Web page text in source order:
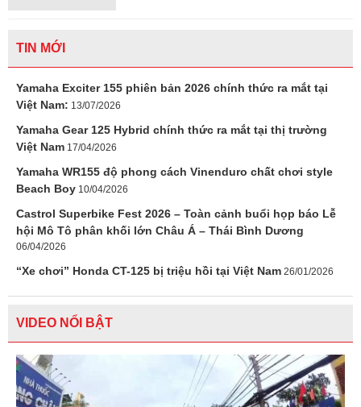
TIN MỚI
Yamaha Exciter 155 phiên bản 2026 chính thức ra mắt tại
Việt Nam: 13/07/2026
Yamaha Gear 125 Hybrid chính thức ra mắt tại thị trường
Việt Nam 17/04/2026
Yamaha WR155 độ phong cách Vinenduro chất chơi style
Beach Boy 10/04/2026
Castrol Superbike Fest 2026 – Toàn cảnh buổi họp báo Lễ
hội Mô Tô phân khối lớn Châu Á – Thái Bình Dương
06/04/2026
“Xe chơi” Honda CT-125 bị triệu hồi tại Việt Nam 26/01/2026
VIDEO NỔI BẬT